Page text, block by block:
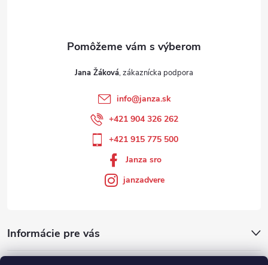
Informácie pre vás
Jana Žáková
info@janza.sk
+421 904 326 262
+421 915 775 500
Janza sro
janzadvere